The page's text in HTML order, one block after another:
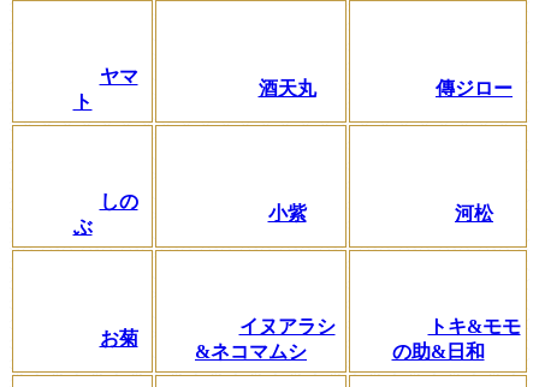
ヤマ
ト
酒天丸 傳ジロー
しの
ぶ
小紫 河松
お菊
イヌアラシ
&ネコマムシ
トキ&モモ
の助&日和